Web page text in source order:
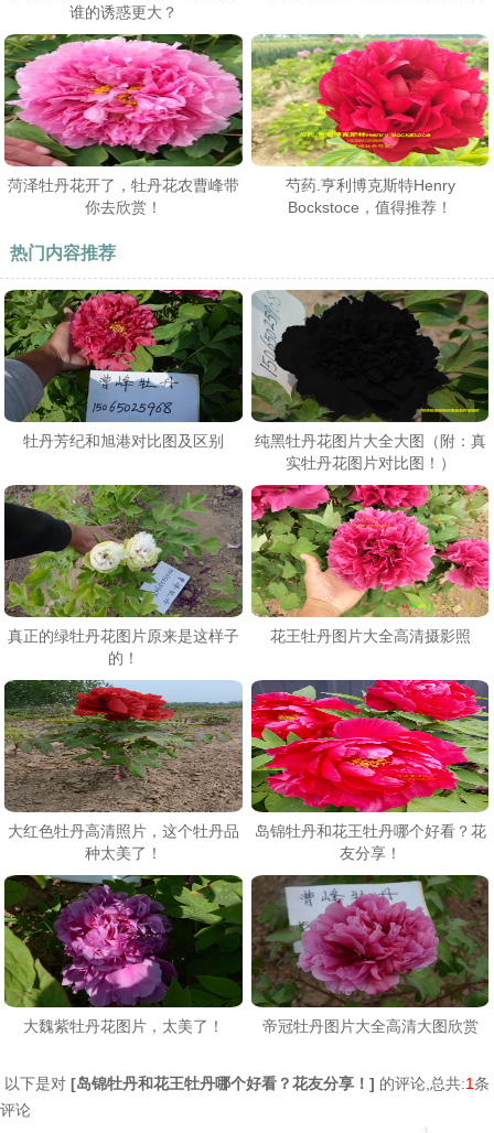
谁的诱惑更大？
菏泽牡丹花开了，牡丹花农曹峰带
你去欣赏！
芍药.亨利博克斯特Henry
Bockstoce，值得推荐！
热门内容推荐
牡丹芳纪和旭港对比图及区别
纯黑牡丹花图片大全大图（附：真
实牡丹花图片对比图！）
真正的绿牡丹花图片原来是这样子
的！
花王牡丹图片大全高清摄影照
大红色牡丹高清照片，这个牡丹品
种太美了！
岛锦牡丹和花王牡丹哪个好看？花
友分享！
大魏紫牡丹花图片，太美了！ 帝冠牡丹图片大全高清大图欣赏
以下是对 [岛锦牡丹和花王牡丹哪个好看？花友分享！ ] 的评论,总共:1条
评论